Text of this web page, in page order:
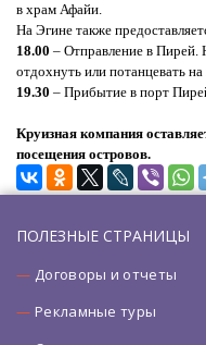
в храм Афайи.
На Эгине также
18.00 – Отправление в Пирей.
отдохнуть или потанцевать на
19.30 – Прибытие в порт
Круизная компания
посещения островов.
ПОЛЕЗНЫЕ СТРАНИЦЫ
Договоры и отчеты
Рекламные туры